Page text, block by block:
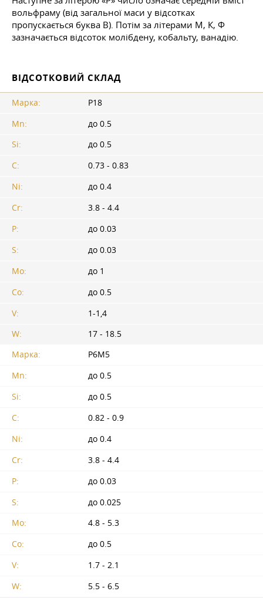
вольфраму (від загальної маси у відсотках
пропускається буква В). Потім за літерами М, К, Ф
зазначається відсоток молібдену, кобальту, ванадію.
ВІДСОТКОВИЙ СКЛАД
Марка:
Р18
Mn:
до 0.5
Si:
до 0.5
C:
0.73 - 0.83
Ni:
до 0.4
Cr:
3.8 - 4.4
P:
до 0.03
S:
до 0.03
Mo:
до 1
Co:
до 0.5
V:
1-1,4
W:
17 - 18.5
Марка:
Р6М5
Mn:
до 0.5
Si:
до 0.5
C:
0.82 - 0.9
Ni:
до 0.4
Cr:
3.8 - 4.4
P:
до 0.03
S:
до 0.025
Mo:
4.8 - 5.3
Co:
до 0.5
V:
1.7 - 2.1
W:
5.5 - 6.5